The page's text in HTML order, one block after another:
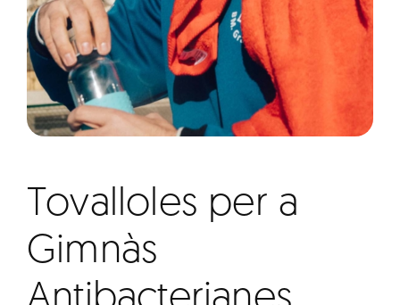
Tovalloles per a
Gimnàs